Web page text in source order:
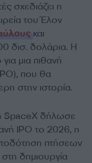
σχεδιάζει η
του Έλον
και
δισ. δολάρια. Η
μια πιθανή
που θα
στην ιστορία.
SpaceX δήλωσε
IPO το 2026, η
πτήσεων
δημιουργία